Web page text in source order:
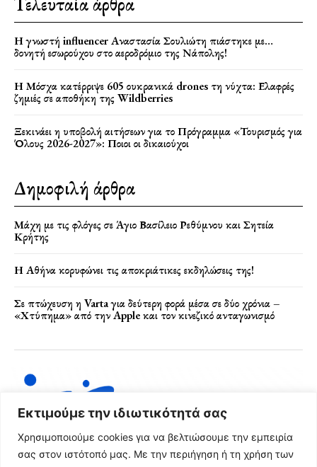
Εκτιμούμε την ιδιωτικότητά σας
Χρησιμοποιούμε cookies για να βελτιώσουμε την εμπειρία
σας στον ιστότοπό μας. Με την περιήγηση ή τη χρήση των
Η γνωστή influencer Αναστασία Σουλιώτη πιάστηκε με…
δονητή εσωρούχου στο αεροδρόμιο της Νάπολης!
Η Μόσχα κατέρριψε 605 ουκρανικά drones τη νύχτα: Ελαφρές
ζημιές σε αποθήκη της Wildberries
Ξεκινάει η υποβολή αιτήσεων για το Πρόγραμμα «Τουρισμός για
Όλους 2026-2027»: Ποιοι οι δικαιούχοι
Δημοφιλή άρθρα
Μάχη με τις φλόγες σε Άγιο Βασίλειο Ρεθύμνου και Σητεία
Κρήτης
Η Αθήνα κορυφώνει τις αποκριάτικες εκδηλώσεις της!
Σε πτώχευση η Varta για δεύτερη φορά μέσα σε δύο χρόνια –
«Χτύπημα» από την Apple και τον κινεζικό ανταγωνισμό